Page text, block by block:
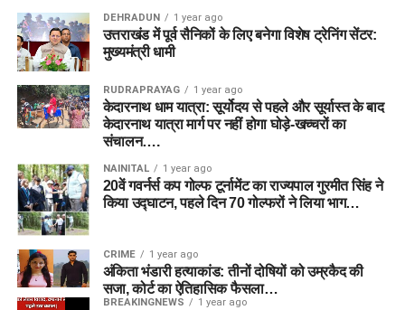
DEHRADUN 1 year ago
उत्तराखंड में पूर्व सैनिकों के लिए बनेगा विशेष ट्रेनिंग सेंटर:
मुख्यमंत्री धामी
RUDRAPRAYAG 1 year ago
केदारनाथ धाम यात्रा: सूर्योदय से पहले और सूर्यास्त के बाद
केदारनाथ यात्रा मार्ग पर नहीं होगा घोड़े-खच्चरों का
संचालन….
NAINITAL 1 year ago
20वें गवर्नर्स कप गोल्फ टूर्नामेंट का राज्यपाल गुरमीत सिंह ने
किया उद्घाटन, पहले दिन 70 गोल्फरों ने लिया भाग…
CRIME 1 year ago
अंकिता भंडारी हत्याकांड: तीनों दोषियों को उम्रकैद की
सजा, कोर्ट का ऐतिहासिक फैसला…
BREAKINGNEWS 1 year ago